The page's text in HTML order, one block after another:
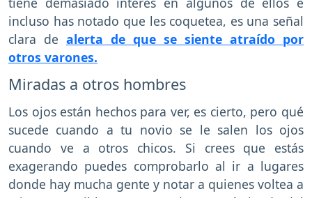
incluso has notado que les coquetea, es una señal
clara de alerta de que se siente atraído por
otros varones.
Miradas a otros hombres
Los ojos están hechos para ver, es cierto, pero qué
sucede cuando a tu novio se le salen los ojos
cuando ve a otros chicos. Si crees que estás
exagerando puedes comprobarlo al ir a lugares
donde hay mucha gente y notar a quienes voltea a